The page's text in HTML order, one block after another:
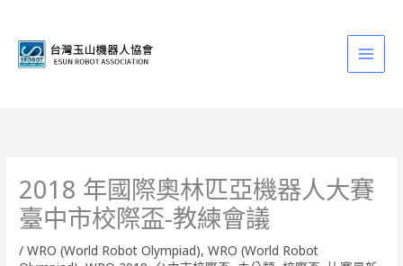
2018 年國際奧林匹亞機器人大賽
臺中市校際盃-教練會議
/WRO (World Robot Olympiad),WRO (World Robot